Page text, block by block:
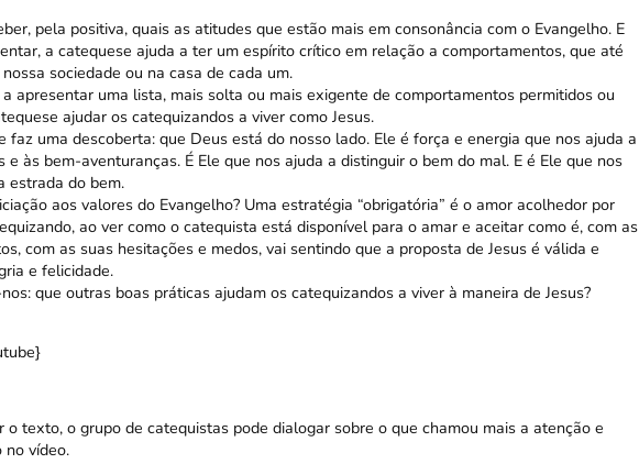
pela positiva, quais as atitudes que estão mais em consonância com o Evangelho. E
a catequese ajuda a ter um espírito crítico em relação a comportamentos, que até
sociedade ou na casa de cada um.
apresentar uma lista, mais solta ou mais exigente de comportamentos permitidos ou
ajudar os catequizandos a viver como Jesus.
faz uma descoberta: que Deus está do nosso lado. Ele é força e energia que nos ajuda a
e às bem-aventuranças. É Ele que nos ajuda a distinguir o bem do mal. E é Ele que nos
estrada do bem.
aos valores do Evangelho? Uma estratégia “obrigatória” é o amor acolhedor por
ao ver como o catequista está disponível para o amar e aceitar como é, com as
com as suas hesitações e medos, vai sentindo que a proposta de Jesus é válida e
e felicidade.
que outras boas práticas ajudam os catequizandos a viver à maneira de Jesus?
o texto, o grupo de catequistas pode dialogar sobre o que chamou mais a atenção e
no vídeo.